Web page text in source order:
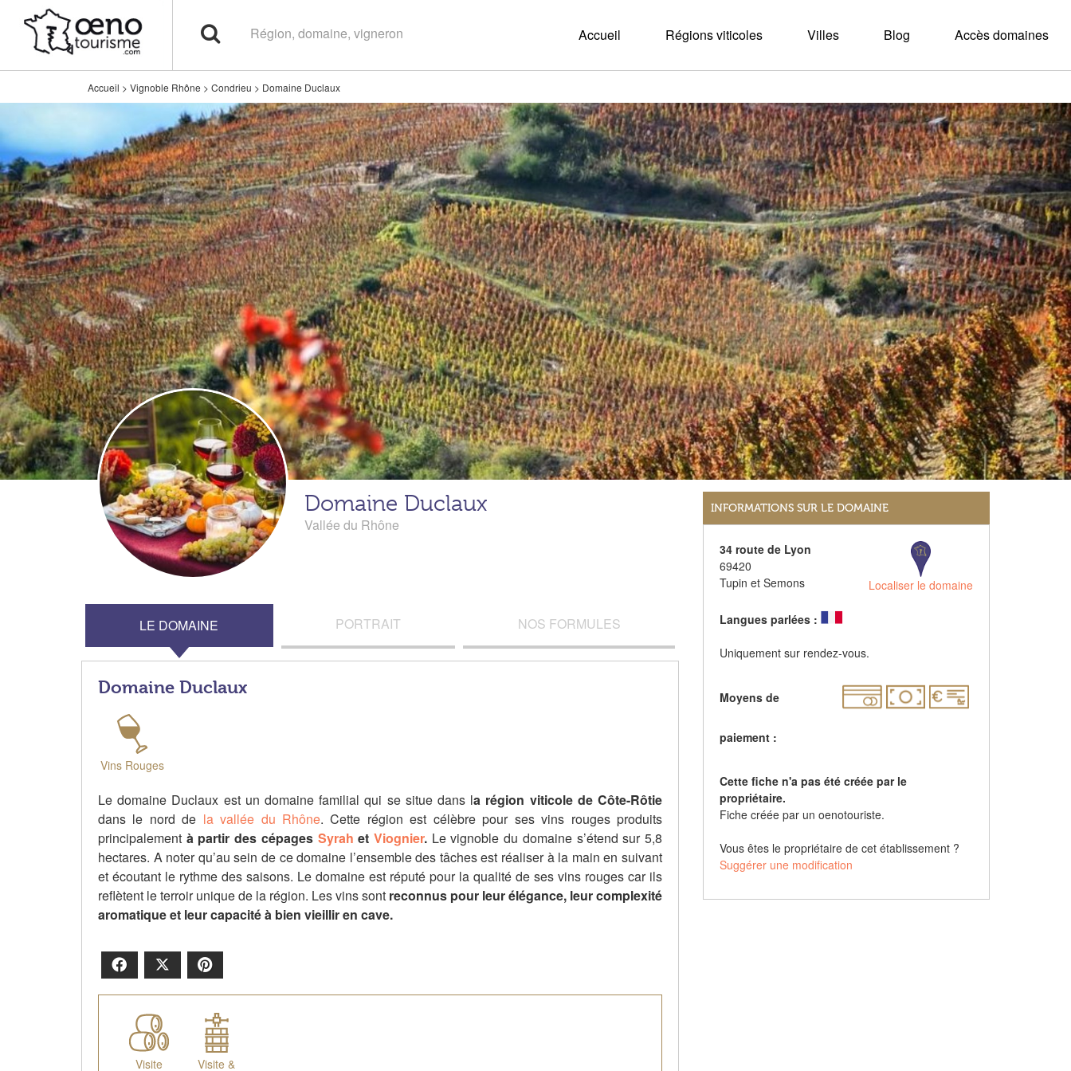
Accueil Régions viticoles Villes Blog Accès domaines
Accueil > Vignoble Rhône > Condrieu > Domaine Duclaux
Domaine Duclaux
Vallée du Rhône
LE DOMAINE PORTRAIT NOS FORMULES
Domaine Duclaux
Vins Rouges
Le domaine Duclaux est un domaine familial qui se situe dans la région viticole de Côte-Rôtie
dans le nord de la vallée du Rhône. Cette région est célèbre pour ses vins rouges produits
principalement à partir des cépages Syrah etViognier. Le vignoble du domaine s’étend sur 5,8
hectares. A noter qu’au sein de ce domaine l’ensemble des tâches est réaliser à la main en suivant
et écoutant le rythme des saisons. Le domaine est réputé pour la qualité de ses vins rouges car ils
reflètent le terroir unique de la région. Les vins sont reconnus pour leur élégance, leur complexité
aromatique et leur capacité à bien vieillir en cave.
Facebook
Visite
Visite &
INFORMATIONS SUR LE DOMAINE
34 route de Lyon
69420
Tupin et Semons
Localiser le domaine
Langues parlées :
Uniquement sur rendez-vous.
Moyens de
paiement :
Cette fiche n'a pas été créée par le
propriétaire.
Fiche créée par un oenotouriste.
Vous êtes le propriétaire de cet établissement ?
Suggérer une modification